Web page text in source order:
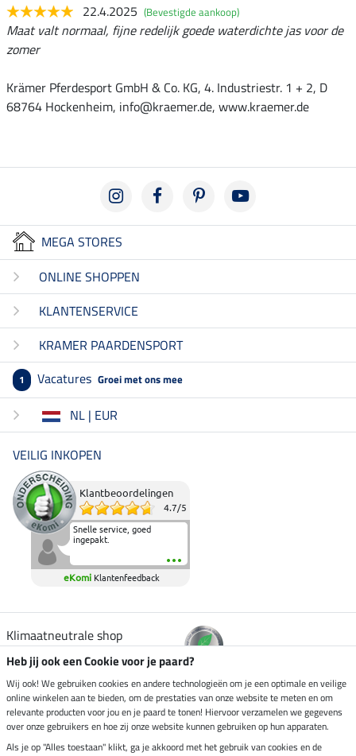
22.4.2025 (Bevestigde aankoop)
Maat valt normaal, fijne redelijk goede waterdichte jas voor de
zomer
Krämer Pferdesport GmbH & Co. KG, 4. Industriestr. 1 + 2, D
68764 Hockenheim, info@kraemer.de, www.kraemer.de
MEGA STORES
ONLINE SHOPPEN
KLANTENSERVICE
KRAMER PAARDENSPORT
1 Vacatures Groei met ons mee
NL | EUR
VEILIG INKOPEN
Klantbeoordelingen
4.7/5
Snelle service, goed
ingepakt.
eKomi Klantenfeedback
Klimaatneutrale shop
Verzending per
Veilig betalen met
Heb jij ook een Cookie voor je paard?
Wij ook! We gebruiken cookies en andere technologieën om je een optimale en veilige
online winkelen aan te bieden, om de prestaties van onze website te meten en om
relevante producten voor jou en je paard te tonen! Hiervoor verzamelen we gegevens
over onze gebruikers en hoe zij onze website kunnen gebruiken op hun apparaten.
Als je op "Alles toestaan" klikt, ga je akkoord met het gebruik van cookies en de